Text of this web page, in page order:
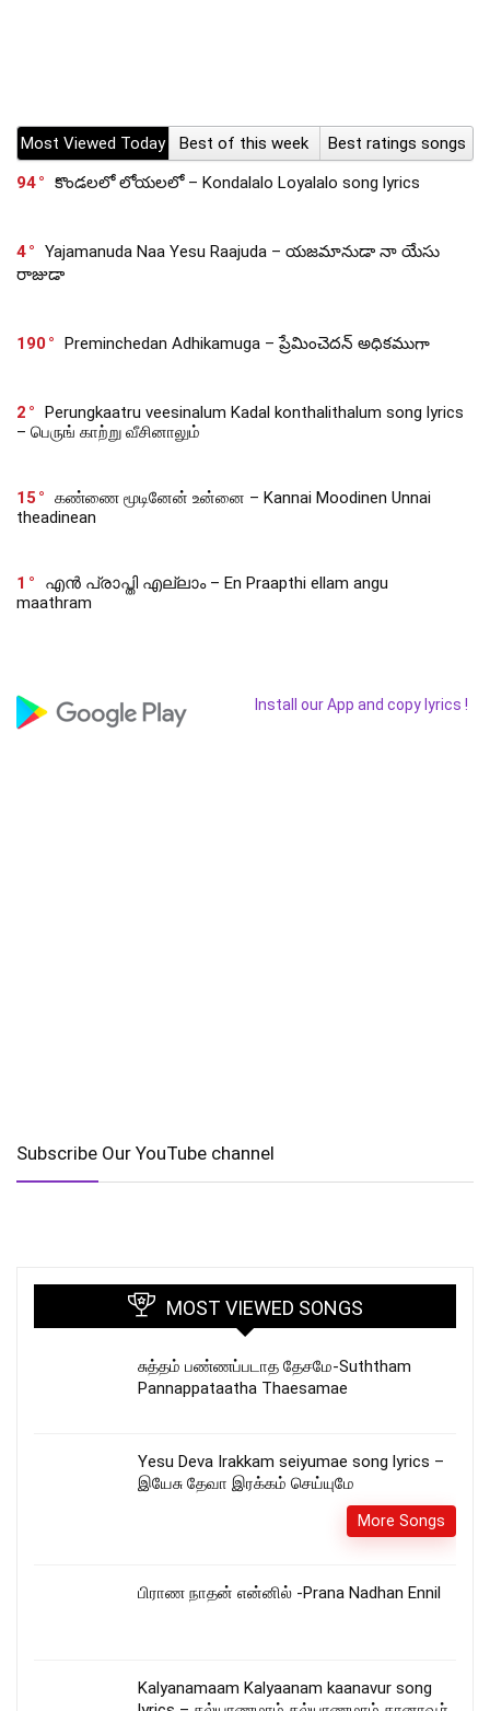
Most Viewed Today Best of this week
Best ratings songs
94
కొండలలో లోయలలో – Kondalalo Loyalalo song lyrics
4
Yajamanuda Naa Yesu Raajuda – యజమానుడా నా యేసు
రాజుడా
190 Preminchedan Adhikamuga – ప్రేమించెదన్ అధికముగా
2
Perungkaatru veesinalum Kadal konthalithalum song lyrics
– பெருங் காற்று வீசினாலும்
15
கண்ணை மூடினேன் உன்னை – Kannai Moodinen Unnai
theadinean
1
എൻ പ്രാപ്തി എല്ലാം – En Praapthi ellam angu
maathram
Install our App and copy lyrics !
Subscribe Our YouTube channel
MOST VIEWED SONGS
சுத்தம் பண்ணப்படாத தேசமே-Suththam
Pannappataatha Thaesamae
Yesu Deva Irakkam seiyumae song lyrics –
இயேசு தேவா இரக்கம் செய்யுமே
More Songs
பிராண நாதன் என்னில் -Prana Nadhan Ennil
Kalyanamaam Kalyaanam kaanavur song